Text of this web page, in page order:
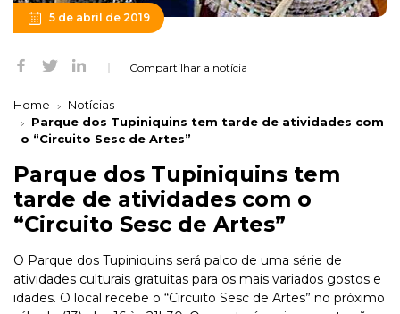
5 de abril de 2019
Compartilhar a notícia
Home
Notícias
Parque dos Tupiniquins tem tarde de atividades com
o “Circuito Sesc de Artes”
Parque dos Tupiniquins tem
tarde de atividades com o
“Circuito Sesc de Artes”
O Parque dos Tupiniquins será palco de uma série de
atividades culturais gratuitas para os mais variados gostos e
idades. O local recebe o “Circuito Sesc de Artes” no próximo